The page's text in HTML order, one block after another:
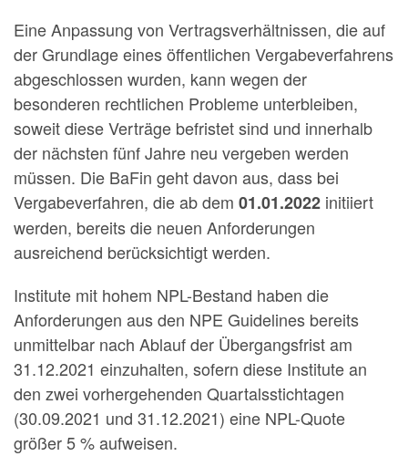
Eine Anpassung von Vertragsverhältnissen, die auf
der Grundlage eines öffentlichen Vergabeverfahrens
abgeschlossen wurden, kann wegen der
besonderen rechtlichen Probleme unterbleiben,
soweit diese Verträge befristet sind und innerhalb
der nächsten fünf Jahre neu vergeben werden
müssen. Die BaFin geht davon aus, dass bei
Vergabeverfahren, die ab dem 01.01.2022 initiiert
werden, bereits die neuen Anforderungen
ausreichend berücksichtigt werden.
Institute mit hohem NPL-Bestand haben die
Anforderungen aus den NPE Guidelines bereits
unmittelbar nach Ablauf der Übergangsfrist am
31.12.2021 einzuhalten, sofern diese Institute an
den zwei vorhergehenden Quartalsstichtagen
(30.09.2021 und 31.12.2021) eine NPL-Quote
größer 5 % aufweisen.